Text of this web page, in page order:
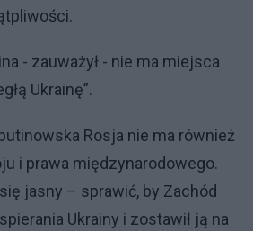
- zauważył - nie ma miejsca
Ukrainę”.
Rosja nie ma również
i prawa międzynarodowego.
jasny – sprawić, by Zachód
Ukrainy i zostawił ją na